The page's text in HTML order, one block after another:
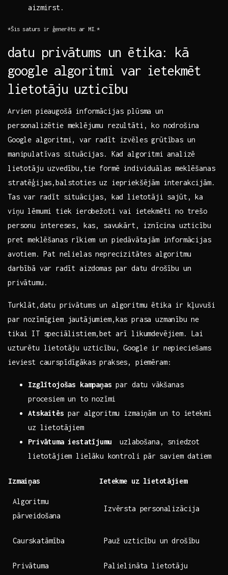
aizmirst.
*Šis ‍saturs ir ģenerēts ‌ar​ MI.*
datu privātums un ētika: kā‍
google ⁤algoritmi var⁤ ietekmēt
lietotāju⁣ uzticību
Arvien pieaugošā informācijas plūsma un⁤
personalizētie meklējumu rezultāti,‌ ko nodrošina⁤
Google algoritmi, var radīt izvēles grūtības un
manipulatīvas ⁢situācijas. Kad algoritmi analizē
⁣lietotāju uzvedību,tie formē individuālas meklēšanas
stratēģijas,balstoties ​uz iepriekšējām interakcijām.
Tas ⁢var radīt ‌situācijas, kad lietotāji sajūt, ka
viņu lēmumi tiek⁢ ierobežoti vai ietekmēti no trešo
personu ⁣intereses,‍ kas,⁣ savukārt, iznīcina uzticību
⁣pret meklēšanas rīkiem un​ piedāvātajām ‌informācijas
avotiem.⁢ Pat nelielas neprecizitātes‍ algoritmu
darbībā var⁢ radīt aizdomas par datu drošību un
privātumu.
Turklāt,datu privātums un algoritmu ētika ir ⁣kļuvuši
par nozīmīgiem jautājumiem,kas prasa uzmanību ⁣ne
‍tikai IT speciālistiem,bet arī ​likumdevējiem. Lai⁣
uzturētu lietotāju uzticību, Google ir nepieciešams⁣
ieviest caurspīdīgākas prakses, piemēram:
Izglītojošas kampaņas par datu ⁢vākšanas‍
procesiem un ⁢to nozīmi
Atskaitēs par algoritmu ‌izmaiņām un ⁣to ietekmi
uz lietotājiem
Privātuma ‍iestatījumu ⁤ uzlabošana, sniedzot
lietotājiem lielāku⁣ kontroli pār ⁣saviem datiem
Izmaiņas Ietekme‌ uz lietotājiem
Algoritmu
pārveidošana
Izvērsta personalizācija
Caurskatāmība Pauž uzticību un drošību
Privātuma
Palielināta lietotāju⁤